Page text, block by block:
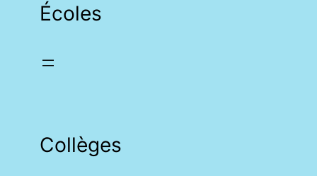
Écoles
Collèges